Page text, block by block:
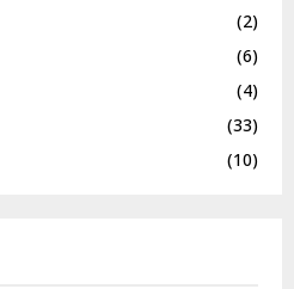
(2)
(6)
(4)
(33)
(10)